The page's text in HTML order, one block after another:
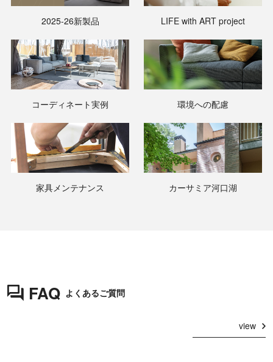
2025-26新製品 LIFE with ART project
コーディネート実例 環境への配慮
家具メンテナンス カーサミア河口湖
FAQ よくあるご質問
view